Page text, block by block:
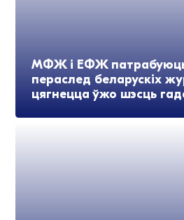
МФЖ і ЕФЖ патрабуюць
пераслед беларускіх
цягнецца ўжо шэсць